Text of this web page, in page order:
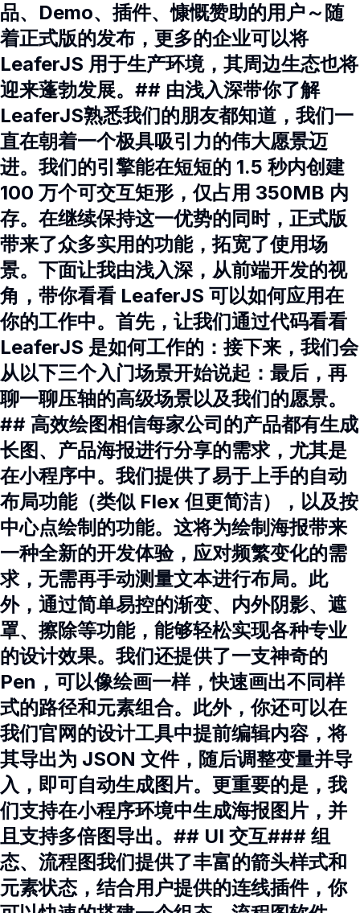
品、Demo、插件、慷慨赞助的用户～随
着正式版的发布，更多的企业可以将
LeaferJS 用于生产环境，其周边生态也将
迎来蓬勃发展。## 由浅入深带你了解
LeaferJS熟悉我们的朋友都知道，我们一
直在朝着一个极具吸引力的伟大愿景迈
进。我们的引擎能在短短的 1.5 秒内创建
100 万个可交互矩形，仅占用 350MB 内
存。在继续保持这一优势的同时，正式版
带来了众多实用的功能，拓宽了使用场
景。下面让我由浅入深，从前端开发的视
角，带你看看 LeaferJS 可以如何应用在
你的工作中。首先，让我们通过代码看看
LeaferJS 是如何工作的：接下来，我们会
从以下三个入门场景开始说起：最后，再
聊一聊压轴的高级场景以及我们的愿景。
## 高效绘图相信每家公司的产品都有生成
长图、产品海报进行分享的需求，尤其是
在小程序中。我们提供了易于上手的自动
布局功能（类似 Flex 但更简洁），以及按
中心点绘制的功能。这将为绘制海报带来
一种全新的开发体验，应对频繁变化的需
求，无需再手动测量文本进行布局。此
外，通过简单易控的渐变、内外阴影、遮
罩、擦除等功能，能够轻松实现各种专业
的设计效果。我们还提供了一支神奇的
Pen，可以像绘画一样，快速画出不同样
式的路径和元素组合。此外，你还可以在
我们官网的设计工具中提前编辑内容，将
其导出为 JSON 文件，随后调整变量并导
入，即可自动生成图片。更重要的是，我
们支持在小程序环境中生成海报图片，并
且支持多倍图导出。## UI 交互### 组
态、流程图我们提供了丰富的箭头样式和
元素状态，结合用户提供的连线插件，你